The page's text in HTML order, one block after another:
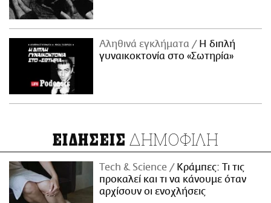
Αληθινά εγκλήματα
Η διπλή
γυναικοκτονία στο «Σωτηρία»
ΕΙΔΗΣΕΙΣ ΔΗΜΟΦΙΛΗ
Τech & Science
Κράμπες: Τι τις
προκαλεί και τι να κάνουμε όταν
αρχίσουν οι ενοχλήσεις